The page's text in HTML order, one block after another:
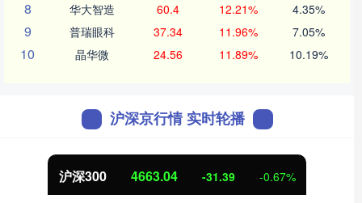
8 华大智造 60.4 12.21% 4.35%
9 普瑞眼科 37.34 11.96% 7.05%
10 晶华微 24.56 11.89% 10.19%
沪深京行情 实时轮播
沪深300 4663.04 -31.39 -0.67%